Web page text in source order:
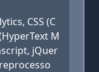
CSS (C
M
jQuer